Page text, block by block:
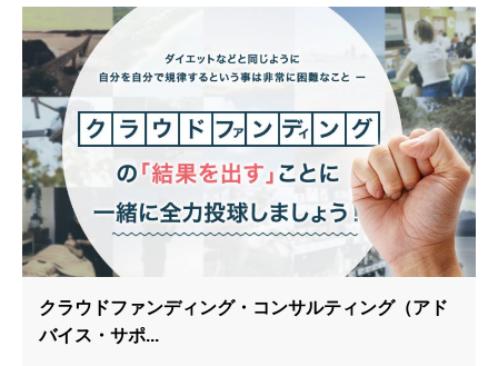
クラウドファンディング・コンサルティング（アド
バイス・サポ...